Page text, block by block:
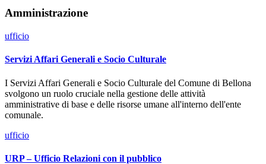
Amministrazione
ufficio
Servizi Affari Generali e Socio Culturale
I Servizi Affari Generali e Socio Culturale del Comune di Bellona
svolgono un ruolo cruciale nella gestione delle attività
amministrative di base e delle risorse umane all'interno dell'ente
comunale.
ufficio
URP – Ufficio Relazioni con il pubblico